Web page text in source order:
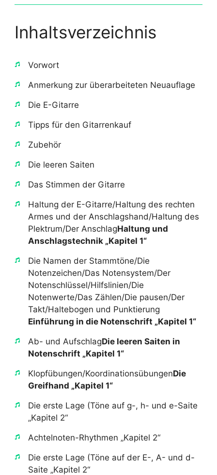
Inhaltsverzeichnis
​Vorwort
​Anmerkung zur überarbeiteten Neuauflage
​Die E-Gitarre
​Tipps für den Gitarrenkauf
​Zubehör
​Die leeren Saiten
​Das Stimmen der Gitarre
​Haltung der E-Gitarre/Haltung des rechten
Armes und der Anschlagshand/Haltung des
Plektrum/Der Anschlag​Haltung und
Anschlagstechnik „Kapitel 1“
​Die Namen der Stammtöne/Die
Notenzeichen/Das Notensystem/Der
Notenschlüssel/Hilfslinien/Die
Notenwerte/Das Zählen/Die pausen/Der
Takt/Haltebogen und Punktierung​
Einführung in die Notenschrift „Kapitel 1“
​Ab- und Aufschlag​Die leeren Saiten in
Notenschrift „Kapitel 1“
​Klopfübungen/Koordinationsübungen​Die
Greifhand „Kapitel 1“
​Die erste Lage (Töne auf g-, h- und e-Saite
„Kapitel 2“
​Achtelnoten-Rhythmen „Kapitel 2“
​Die erste Lage (Töne auf der E-, A- und d-
Saite „Kapitel 2“